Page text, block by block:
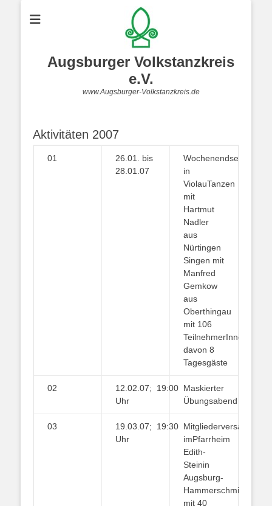
Augsburger Volkstanzkreis
e.V.
www.Augsburger-Volkstanzkreis.de
Aktivitäten 2007
01
26.01. bis
28.01.07
Wochenendseminar
in
ViolauTanzen
mit
Hartmut
Nadler
aus
Nürtingen
Singen mit
Manfred
Gemkow
aus
Oberthingau
mit 106
TeilnehmerInnen,
davon 8
Tagesgäste
02
12.02.07; 19:00
Uhr
Maskierter
Übungsabend
03
19.03.07; 19:30
Uhr
imPfarrheim
Edith-
Steinin
Augsburg-
Hammerschmiede
mit 40